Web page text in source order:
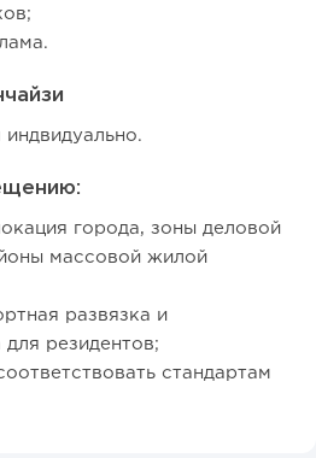
города, зоны деловой
массовой жилой
развязка и
резидентов;
стандартам